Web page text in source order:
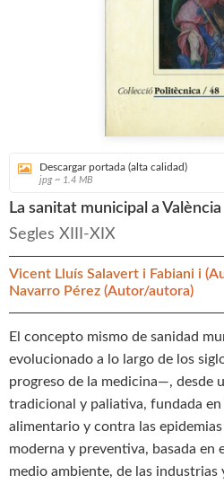
Descargar portada (alta calidad)
jpg ~ 1.4 MB
La sanitat municipal a València
Segles XIII-XIX
Vicent Lluís Salavert i Fabiani i
Navarro Pérez (Autor/autora)
El concepto mismo de sanidad
evolucionado a lo largo de los
progreso de la medicina—, desde
tradicional y paliativa, fundada
alimentario y contra las
moderna y preventiva, basada en
medio ambiente, de las industrias